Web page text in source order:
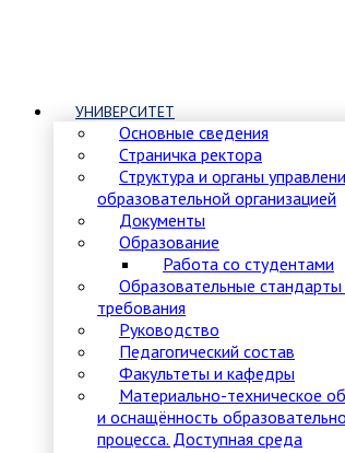
УНИВЕРСИТЕТ
Основные сведения
Страничка ректора
Структура и органы
образовательной организацией
Документы
Образование
Работа со студентами
Образовательные стандарты
требования
Руководство
Педагогический состав
Факультеты и кафедры
Материально-техническое
и оснащённость
процесса. Доступная среда